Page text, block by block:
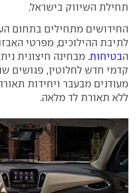
תחילת השיווק בישראל.
החידושים מתחילים בתחום
לתיבת ההילוכים, מפרטי
הבטיחות. מבחינה חיצונית
קדמי חדש לחלוטין, פגושים
מעודנים מבעבר ויחידות
ללא תאורת לד מלאה.